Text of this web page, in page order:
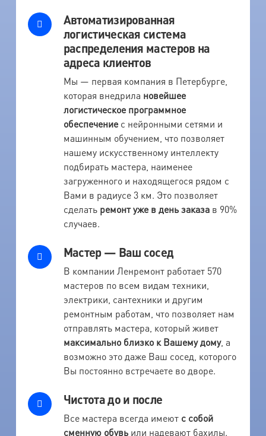
Автоматизированная
логистическая система
распределения мастеров на
адреса клиентов
Мы — первая компания в Петербурге,
которая внедрила новейшее
логистическое программное
обеспечениес нейронными сетями и
машинным обучением, что позволяет
нашему искусственному интеллекту
подбирать мастера, наименее
загруженного и находящегося рядом с
Вами в радиусе 3 км. Это позволяет
сделать ремонт уже в день заказав 90%
случаев.
Мастер — Ваш сосед
В компании Ленремонт работает 570
мастеров по всем видам техники,
электрики, сантехники и другим
ремонтным работам, что позволяет нам
отправлять мастера, который живет
максимально близко к Вашему дому, а
возможно это даже Ваш сосед, которого
Вы постоянно встречаете во дворе.
Чистота до и после
Все мастера всегда имеют с собой
сменную обувьили надевают бахилы.